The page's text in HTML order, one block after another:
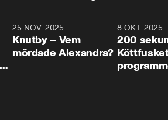
31:05
25 NOV. 2025
Knutby – Vem
mördade Alexandra?
8 OKT. 2025
200